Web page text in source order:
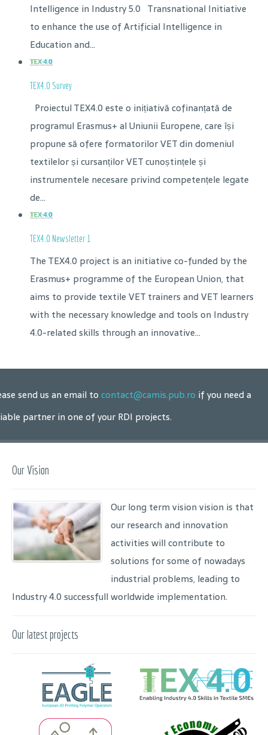
Intelligence in Industry 5.0 Transnational Initiative
to enhance the use of Artificial Intelligence in
Education and...
TEX4.0 Survey
Proiectul TEX4.0 este o inițiativă cofinanțată de
programul Erasmus+ al Uniunii Europene, care își
propune să ofere formatorilor VET din domeniul
textilelor și cursanților VET cunoștințele și
instrumentele necesare privind competențele legate
de...
TEX4.0 Newsletter 1
The TEX4.0 project is an initiative co-funded by the
Erasmus+ programme of the European Union, that
aims to provide textile VET trainers and VET learners
with the necessary knowledge and tools on Industry
4.0-related skills through an innovative...
send us an email to contact@camis.pub.ro if you need a
partner in one of your RDI projects.
Our Vision
Our long term vision vision is that
our research and innovation
activities will contribute to
solutions for some of nowadays
industrial problems, leading to
Industry 4.0 successfull worldwide implementation.
Our latest projects